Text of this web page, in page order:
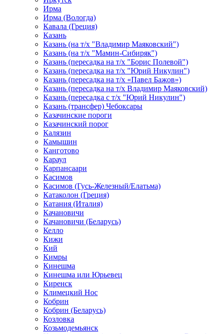
Ирма
Ирма (Вологда)
Кавала (Греция)
Казань
Казань (на т/х "Владимир Маяковский")
Казань (на т/х "Мамин-Сибиряк")
Казань (пересадка на т/х "Борис Полевой")
Казань (пересадка на т/х "Юрий Никулин")
Казань (пересадка на т/х «Павел Бажов»)
Казань (пересадка на т/х Владимир Маяковский)
Казань (пересадка с т/х "Юрий Никулин")
Казань (трансфер) Чебоксары
Казачинские пороги
Казачинский порог
Калязин
Камышин
Канготово
Караул
Карпансаари
Касимов
Касимов (Гусь-Железный/Елатьма)
Катаколон (Греция)
Катания (Италия)
Качановичи
Качановичи (Беларусь)
Келло
Кижи
Кий
Кимры
Кинешма
Кинешма или Юрьевец
Киренск
Климецкий Нос
Кобрин
Кобрин (Беларусь)
Козловка
Козьмодемьянск